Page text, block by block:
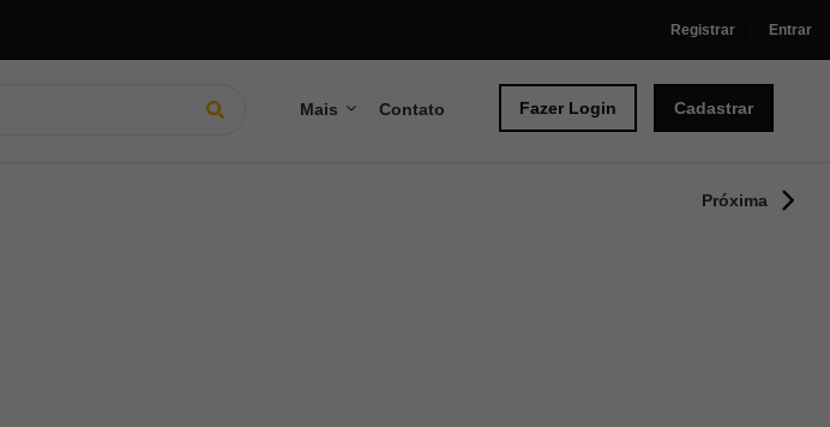
Registrar Entrar
Mais Contato Fazer Login Cadastrar
Próxima